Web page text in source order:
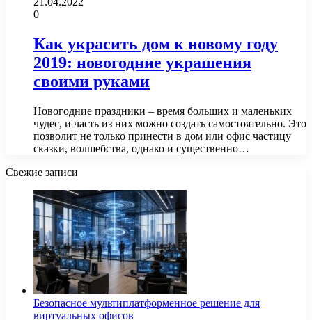
0
Как украсить дом к новому году
2019: новогодние украшения
своими руками
Новогодние праздники – время больших и маленьких
чудес, и часть из них можно создать самостоятельно. Это
позволит не только принести в дом или офис частицу
сказки, волшебства, однако и существенно…
Свежие записи
Безопасное мультиплатформенное решение для
виртуальных офисов